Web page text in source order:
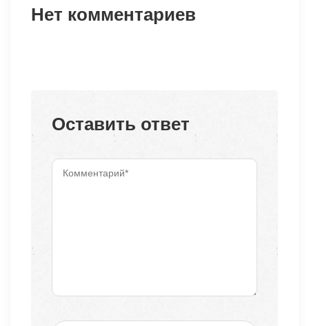
Нет комментариев
Оставить ответ